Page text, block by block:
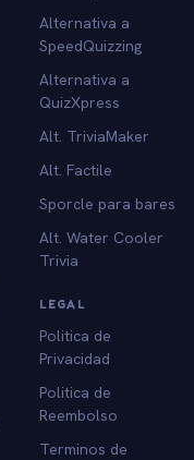
Alternativa a
SpeedQuizzing
Alternativa a
QuizXpress
Alt. TriviaMaker
Alt. Factile
Sporcle para bares
Alt. Water Cooler
Trivia
LEGAL
Politica de
Privacidad
Politica de
Reembolso
Terminos de